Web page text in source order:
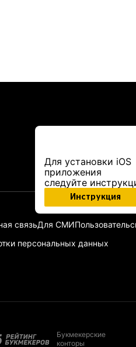
Для установки iOS
приложения
следуйте
Инструкция
связьДля СМИ
персональных данных
Букмекерские
конторы